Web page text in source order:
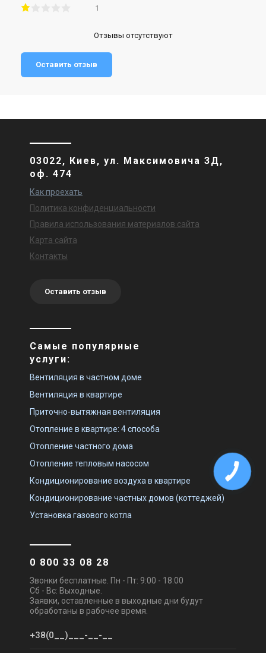
1
Отзывы отсутствуют
Оставить отзыв
03022, Киев, ул. Максимовича 3Д,
оф. 474
Как проехать
Политика конфиденциальности
Правила использования материалов сайта
Карта сайта
Контакты
Оставить отзыв
Самые популярные
услуги:
Вентиляция в частном доме
Вентиляция в квартире
Приточно-вытяжная вентиляция
Отопление в квартире: 4 способа
Отопление частного дома
Отопление тепловым насосом
Кондиционирование воздуха в квартире
Кондиционирование частных домов (коттеджей)
Установка газового котла
0 800 33 08 28
Звонки бесплатные. Пн - Пт: 9:00 - 18:00
Сб - Вс: Выходные.
Заявки, оставленные в выходные дни будут
обработаны в рабочее время.